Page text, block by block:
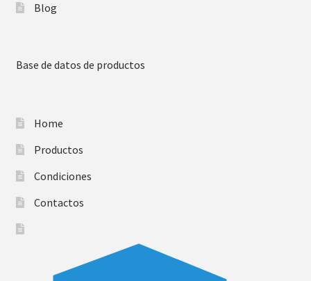
Blog
Base de datos de productos
Home
Productos
Condiciones
Contactos